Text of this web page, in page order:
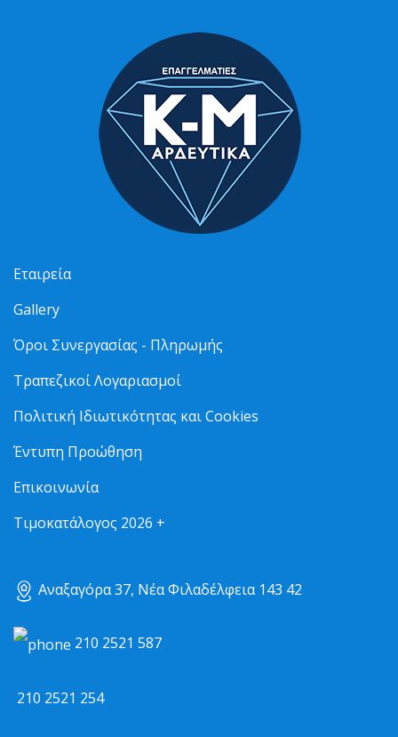
Εταιρεία
Gallery
Όροι Συνεργασίας - Πληρωμής
Τραπεζικοί Λογαριασμοί
Πολιτική Ιδιωτικότητας και Cookies
Έντυπη Προώθηση
Επικοινωνία
Τιμοκατάλογος 2026 +
Αναξαγόρα 37, Νέα Φιλαδέλφεια 143 42
210 2521 587
210 2521 254